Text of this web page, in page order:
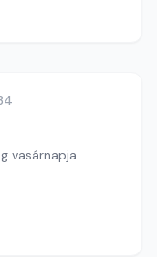
vasárnapja